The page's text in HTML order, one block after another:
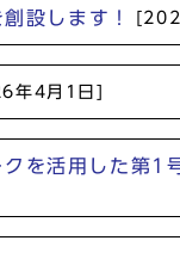
設します！
年4月1日]
を活用した第1